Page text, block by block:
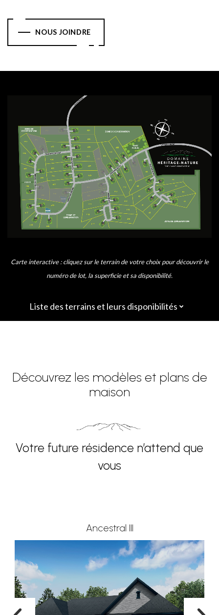
NOUS JOINDRE
Carte interactive : cliquez sur le terrain de votre choix pour découvrir le
numéro de lot, la superficie et sa disponibilité.
Liste des terrains et leurs disponibilités
Découvrez les modèles et plans de
maison
Votre future résidence n’attend que
vous
Ancestral III